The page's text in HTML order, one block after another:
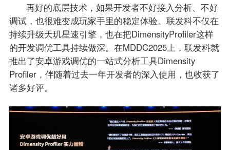
再好的底层技术，如果开发者不好接入分析、不好
调试，也很难变成玩家手里的稳定体验。联发科不仅在
持续升级天玑星速引擎，也在把DimensityProfiler这样
的开发调优工具持续做深。在MDDC2025上，联发科就
推出了安卓游戏调优的一站式分析工具Dimensity
Profiler，伴随着过去一年开发者的深入使用，也收获了
诸多好评。